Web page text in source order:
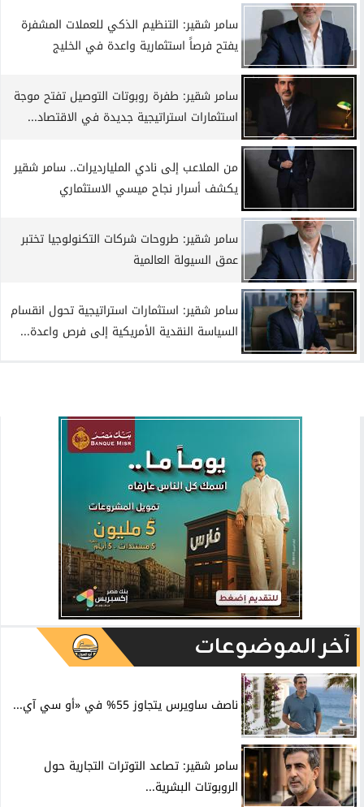
سامر شقير: التنظيم الذكي للعملات المشفرة
يفتح فرصاً استثمارية واعدة في الخليج
سامر شقير: طفرة روبوتات التوصيل تفتح موجة
استثمارات استراتيجية جديدة في الاقتصاد...
من الملاعب إلى نادي المليارديرات.. سامر شقير
يكشف أسرار نجاح ميسي الاستثماري
سامر شقير: طروحات شركات التكنولوجيا تختبر
عمق السيولة العالمية
سامر شقير: استثمارات استراتيجية تحول انقسام
السياسة النقدية الأمريكية إلى فرص واعدة...
آخر الموضوعات
ناصف ساويرس يتجاوز 55% في «أو سي آي...
سامر شقير: تصاعد التوترات التجارية حول
الروبوتات البشرية...